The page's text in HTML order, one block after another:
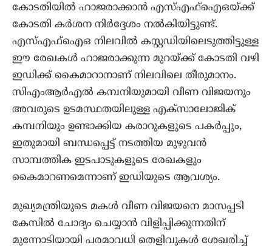
കോടതിയിൽ ഹാജരാക്കാൻ എസ്എഫ്ഐഒയ്ക്ക്
കോടതി കർശന നിർദ്ദേശം നൽകിയിട്ടുണ്ട്.
എസ്എഫ്ഐഒ നിലവിൽ കസ്റ്റഡിയിലെടുത്തിട്ടുള്ള
ഈ രേഖകൾ ഹാജരാക്കുന്ന മുറയ്ക്ക് കോടതി വഴി
ഇഡിക്ക് കൈമാറാനാണ് നിലവിലെ തീരുമാനം.
സിഎംആർഎൽ കമ്പനിയുമായി വീണ വിജയനും
അവരുടെ ഉടമസ്ഥതയിലുള്ള എക്സാലോജിക്
കമ്പനിയും ഉണ്ടാക്കിയ കരാറുകളുടെ പകർപ്പും,
ഇതുമായി ബന്ധപ്പെട്ട് നടത്തിയ മുഴുവൻ
സാമ്പത്തിക ഇടപാടുകളുടെ രേഖകളും
കൈമാറണമെന്നാണ് ഇഡിയുടെ ആവശ്യം.
മുഖ്യമന്ത്രിയുടെ മകൾ വീണ വിജയനെ മാസപ്പടി
കേസിൽ ചോദ്യം ചെയ്യാൻ വിളിപ്പിക്കുന്നതിന്
മുന്നോടിയായി പരമാവധി തെളിവുകൾ ശേഖരിച്ച്